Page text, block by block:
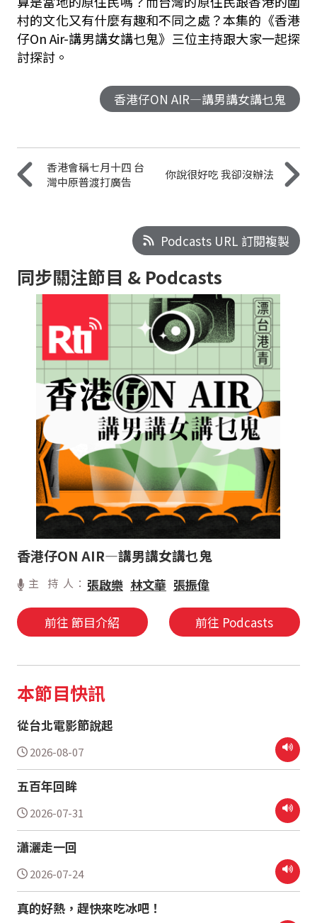
村的文化又有什麼有趣和不同之處？本集的《香港
仔On Air-講男講女講乜鬼》三位主持跟大家一起探
討探討。
香港仔ON AIR—講男講女講乜鬼
香港會稱七月十四 台
灣中原普渡打廣告
你說很好吃 我卻沒辦法
Podcasts URL 訂閱複製
同步關注節目 & Podcasts
香港仔ON AIR—講男講女講乜鬼
主 持 人： 張啟樂 林文華 張振偉
前往 節目介紹 前往 Podcasts
本節目快訊
從台北電影節說起
2026-08-07
五百年回眸
2026-07-31
瀟灑走一回
2026-07-24
真的好熱，趕快來吃冰吧！